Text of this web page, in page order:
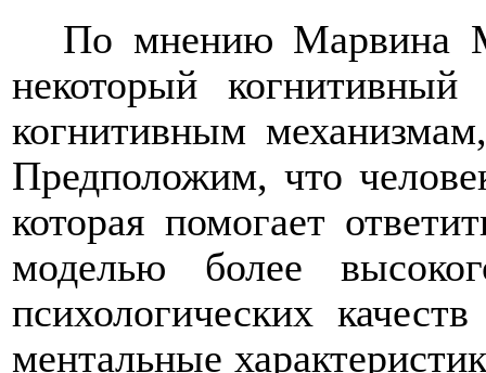
По мнению Марвина
некоторый
когнитивным
Предположим, что
которая помогает
моделью более
психологических
ментальные